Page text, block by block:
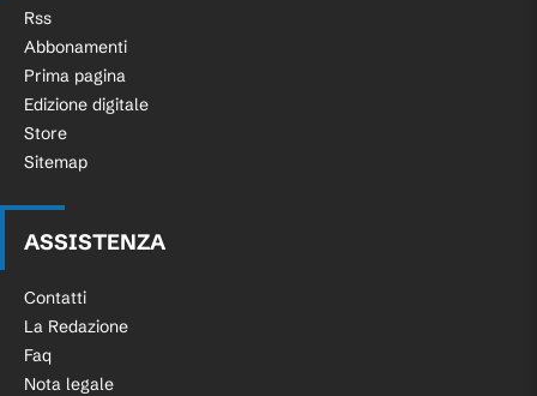
Rss
Abbonamenti
Prima pagina
Edizione digitale
Store
Sitemap
ASSISTENZA
Contatti
La Redazione
Faq
Nota legale